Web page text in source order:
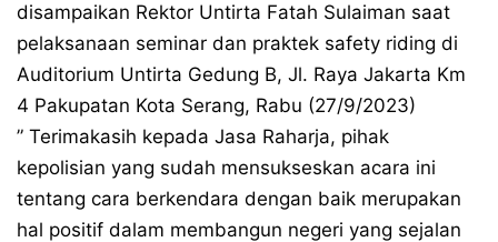
disampaikan Rektor Untirta Fatah Sulaiman saat
pelaksanaan seminar dan praktek safety riding di
Auditorium Untirta Gedung B, Jl. Raya Jakarta Km
4 Pakupatan Kota Serang, Rabu (27/9/2023)
” Terimakasih kepada Jasa Raharja, pihak
kepolisian yang sudah mensukseskan acara ini
tentang cara berkendara dengan baik merupakan
hal positif dalam membangun negeri yang sejalan